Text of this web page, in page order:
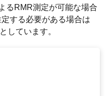
るRMR測定が可能な場合
する必要がある場合は
しています。